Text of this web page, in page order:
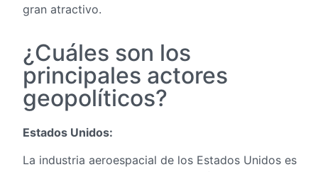
gran atractivo.
¿Cuáles son los
principales actores
geopolíticos?
Estados Unidos:
La industria aeroespacial de los Estados Unidos es